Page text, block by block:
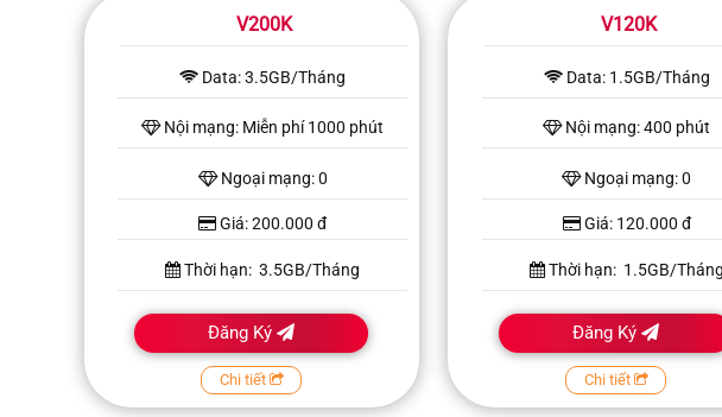
V200K
Data: 3.5GB/Tháng
Nội mạng: Miễn phí 1000 phút
Ngoại mạng: 0
Giá: 200.000 đ
Thời hạn: 3.5GB/Tháng
Đăng Ký
Chi tiết
V120K
Data: 1.5GB/Tháng
Nội mạng: 400 phút
Ngoại mạng: 0
Giá: 120.000 đ
Thời hạn: 1.5GB/Tháng
Đăng Ký
Chi tiết